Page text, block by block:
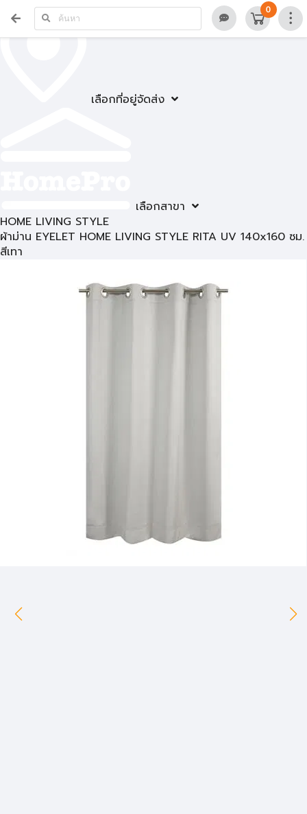
เลือกที่อยู่จัดส่ง
เลือกสาขา
0
HOME LIVING STYLE
ผ้าม่าน EYELET HOME LIVING STYLE RITA UV 140x160 ซม.
สีเทา